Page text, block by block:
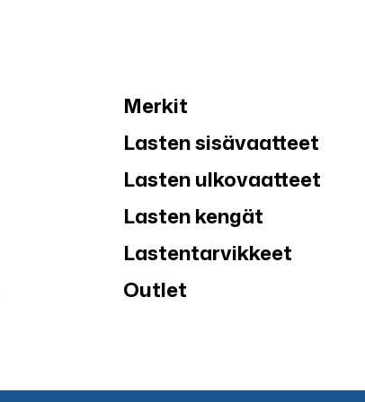
Merkit
Lasten sisävaatteet
Lasten ulkovaatteet
Lasten kengät
Lastentarvikkeet
Outlet